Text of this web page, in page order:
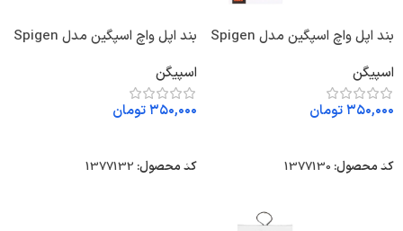
بند اپل واچ اسپگین مدل Spigen
کد 1377130
اسپیگن
۳۵۰,۰۰۰تومان
کد محصول: 1377130
بند اپل واچ اسپگین مدل Spigen
1377132
اسپیگن
۳۵۰,۰۰۰تومان
کد محصول: 1377132